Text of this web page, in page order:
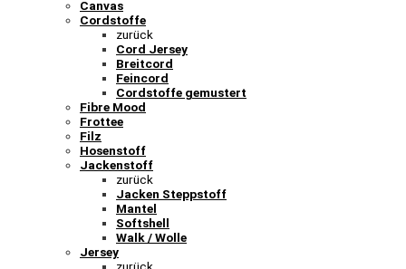
Canvas
Cordstoffe
zurück
Cord Jersey
Breitcord
Feincord
Cordstoffe gemustert
Fibre Mood
Frottee
Filz
Hosenstoff
Jackenstoff
zurück
Jacken Steppstoff
Mantel
Softshell
Walk / Wolle
Jersey